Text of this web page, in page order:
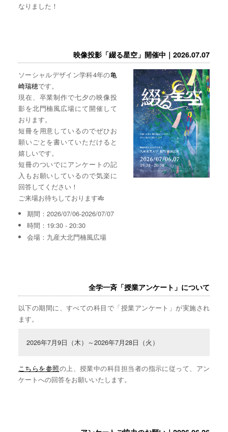
なりました！
映像投影「綴る星空」開催中｜2026.07.07
ソーシャルデザイン学科4年の亀
崎瑞穂です。
現在、卒業制作で七夕の映像投
影を北門楠風広場にて開催して
おります。
短冊を用意しているのでぜひお
願いごとを書いていただけると
嬉しいです。
短冊のついでにアンケートの記
入もお願いしているので気楽に
回答してください！
ご来場お待ちしております🎋
期間：2026/07/06-2026/07/07
時間：19:30 - 20:30
会場：九産大北門楠風広場
全学一斉「授業アンケート」について
以下の期間に、すべての科目で「授業アンケート」が実施され
ます。
2026年7月9日（木）～2026年7月28日（火）
こちらを参照の上、授業中の科目担当者の指示に従って、アン
ケートへの回答をお願いいたします。